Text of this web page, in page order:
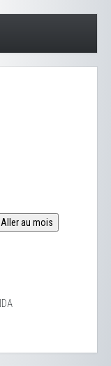
Aller au mois